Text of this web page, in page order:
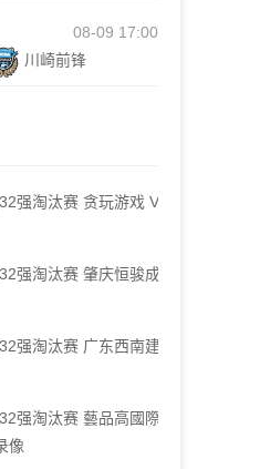
08-09 17:00
川崎前锋
强淘汰赛 贪玩游戏 VS
强淘汰赛 肇庆恒骏成
强淘汰赛 广东西南建设
强淘汰赛 藝品高國際
像